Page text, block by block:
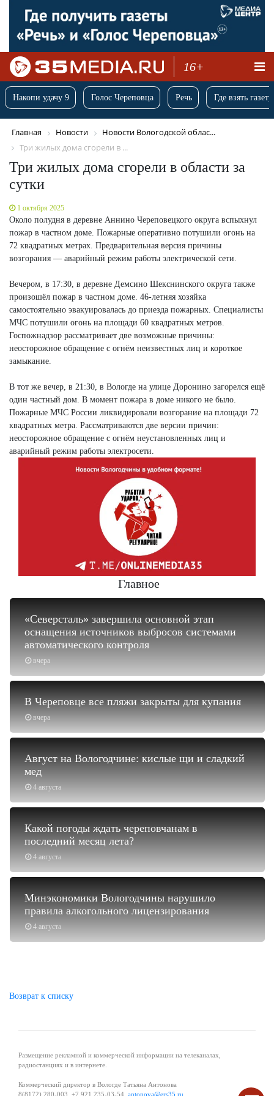
16+
Накопи удачу 9 Голос Череповца Речь Где взять
Главная Новости
Новости Вологодской облас...
Три жилых дома сгорели в ...
Три жилых дома сгорели в области за
сутки
1 октября 2025
Около полудня в деревне Аннино Череповецкого округа вспыхнул
пожар в частном доме. Пожарные оперативно потушили огонь на
72 квадратных метрах. Предварительная версия причины
возгорания — аварийный режим работы электрической сети.
Вечером, в 17:30, в деревне Демсино Шекснинского округа также
произошёл пожар в частном доме. 46-летняя хозяйка
самостоятельно эвакуировалась до приезда пожарных. Специалисты
МЧС потушили огонь на площади 60 квадратных метров.
Госпожнадзор рассматривает две возможные причины:
неосторожное обращение с огнём неизвестных лиц и короткое
замыкание.
В тот же вечер, в 21:30, в Вологде на улице Доронино загорелся ещё
один частный дом. В момент пожара в доме никого не было.
Пожарные МЧС России ликвидировали возгорание на площади 72
квадратных метра. Рассматриваются две версии причин:
неосторожное обращение с огнём неустановленных лиц и
аварийный режим работы электросети.
Главное
вчера
«Северсталь» завершила основной этап
оснащения источников выбросов системами
автоматического контроля
вчера
В Череповце все пляжи закрыты для купания
4 августа
Август на Вологодчине: кислые щи и сладкий
мед
4 августа
Какой погоды ждать череповчанам в
последний месяц лета?
4 августа
Минэкономики Вологодчины нарушило
правила алкогольного лицензирования
Возврат к списку
Размещение рекламной и коммерческой информации на телеканалах,
радиостанциях и в интернете.
Коммерческий директор в Вологде Татьяна Антонова
8(8172) 280-003, +7 921 235-03-54, antonova@ers35.ru